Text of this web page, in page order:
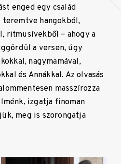
enged egy család
hangokból,
ritmusívekből – ahogy a
a versen, úgy
nagymamával,
és Annákkal. Az olvasás
masszírozza
izgatja finoman
meg is szorongatja